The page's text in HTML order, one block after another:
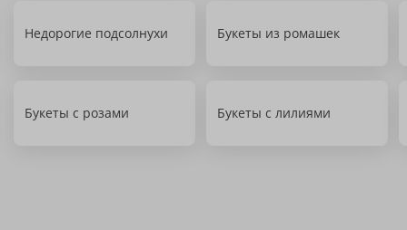
Недорогие подсолнухи Букеты из ромашек
Букеты с розами Букеты с лилиями